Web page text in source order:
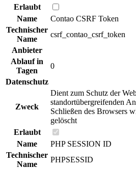
Erlaubt
Name
Contao CSRF Token
Technischer
Name
csrf_contao_csrf_token
Anbieter
Ablauf in
Tagen
0
Datenschutz
Zweck
Dient zum Schutz der
standortübergreifenden
Schließen des Browsers
gelöscht
Erlaubt
Name
PHP SESSION ID
Technischer
Name
PHPSESSID